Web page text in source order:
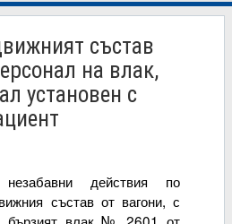
състав
на влак,
установен с
действия по
състав от вагони, с